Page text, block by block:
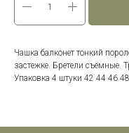
Чашка балконет тонкий
застежке. Бретели съёмные.
Упаковка 4 штуки 42 44 46